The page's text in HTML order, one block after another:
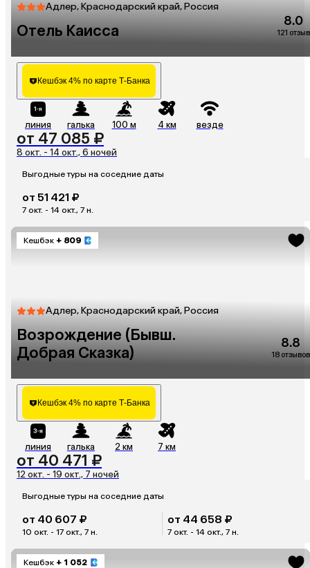
Адлер, Краснодарский край, Россия
Отель Каисса
8.0
121 отзыв
Кешбэк 4% по карте Т-Банка
линия галька 100 м 4 км везде
от 47 085 ₽
8 окт. - 14 окт., 6 ночей
Выгодные туры на соседние даты
от 51 421 ₽
7 окт. - 14 окт., 7 н.
Кешбэк + 809
Адлер, Краснодарский край, Россия
Возрождение (Бывш.
Добрая Сказка)
8.8
18 отзывов
Кешбэк 4% по карте Т-Банка
линия галька 2 км 7 км
от 40 471 ₽
12 окт. - 19 окт., 7 ночей
Выгодные туры на соседние даты
от 40 607 ₽
10 окт. - 17 окт., 7 н.
от 44 658 ₽
7 окт. - 14 окт., 7 н.
Кешбэк + 1 052